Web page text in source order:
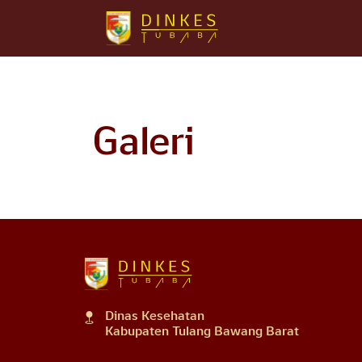
Galeri
Dinas Kesehatan
Kabupaten Tulang Bawang Barat